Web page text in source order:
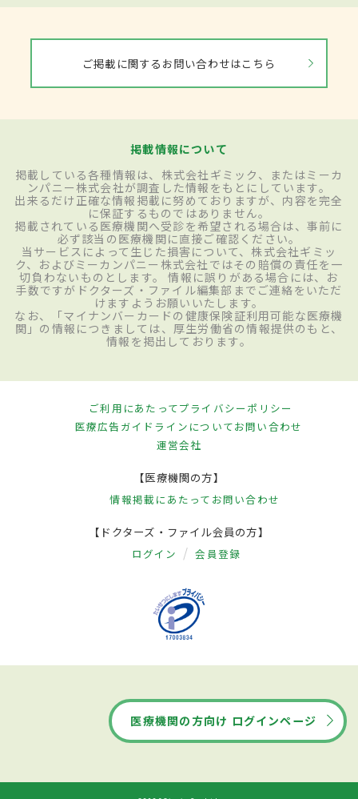
ご掲載に関するお問い合わせはこちら
掲載情報について
掲載している各種情報は、株式会社ギミック、またはミーカ
ンパニー株式会社が調査した情報をもとにしています。
出来るだけ正確な情報掲載に努めておりますが、内容を完全
に保証するものではありません。
掲載されている医療機関へ受診を希望される場合は、事前に
必ず該当の医療機関に直接ご確認ください。
当サービスによって生じた損害について、株式会社ギミッ
ク、およびミーカンパニー株式会社ではその賠償の責任を一
切負わないものとします。 情報に誤りがある場合には、お
手数ですがドクターズ・ファイル編集部までご連絡をいただ
けますようお願いいたします。
なお、「マイナンバーカードの健康保険証利用可能な医療機
関」の情報につきましては、厚生労働省の情報提供のもと、
情報を掲出しております。
ご利用にあたってプライバシーポリシー
医療広告ガイドラインについてお問い合わせ
運営会社
【医療機関の方】
情報掲載にあたって お問い合わせ
【ドクターズ・ファイル会員の方】
ログイン 会員登録
医療機関の方向け ログインページ